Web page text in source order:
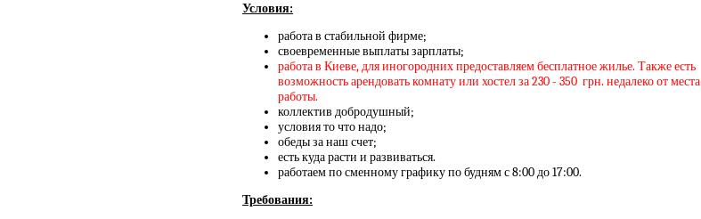
Условия:
работа в стабильной фирме;
своевременные выплаты зарплаты;
работа в Киеве, для иногородних предоставляем бесплатное жилье. Также есть
возможность арендовать комнату или хостел за 230 - 350 грн. недалеко от места
работы.
коллектив добродушный;
условия то что надо;
обеды за наш счет;
есть куда расти и развиваться.
работаем по сменному графику по будням с 8:00 до 17:00.
Требования: